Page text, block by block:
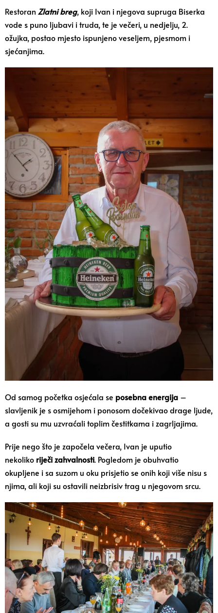
RestoranZlatni breg, koji Ivan i njegova supruga Biserka
vode s puno ljubavi i truda, te je večeri, u nedjelju, 2.
ožujka, postao mjesto ispunjeno veseljem, pjesmom i
sjećanjima.
Od samog početka osjećala se posebna energija –
slavljenik je s osmijehom i ponosom dočekivao drage ljude,
a gosti su mu uzvraćali toplim čestitkama i zagrljajima.
Prije nego što je započela večera, Ivan je uputio
nekoliko riječi zahvalnosti. Pogledom je obuhvatio
okupljene i sa suzom u oku prisjetio se onih koji više nisu s
njima, ali koji su ostavili neizbrisiv trag u njegovom srcu.